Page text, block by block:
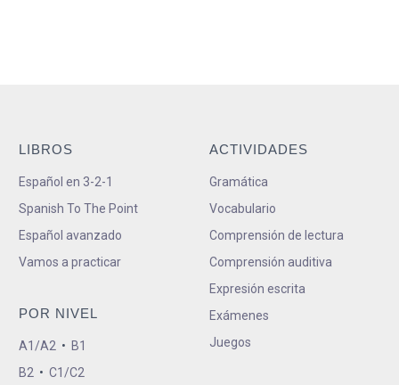
LIBROS
Español en 3-2-1
Spanish To The Point
Español avanzado
Vamos a practicar
POR NIVEL
A1/A2 • B1
B2 • C1/C2
ACTIVIDADES
Gramática
Vocabulario
Comprensión de lectura
Comprensión auditiva
Expresión escrita
Exámenes
Juegos